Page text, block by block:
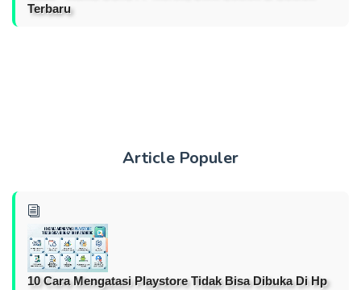
Terbaru
Article Populer
10 Cara Mengatasi Playstore Tidak Bisa Dibuka Di Hp